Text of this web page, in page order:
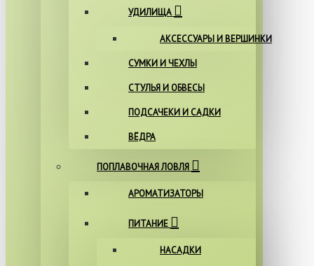
УДИЛИЩА
АКСЕССУАРЫ И ВЕРШИНКИ
СУМКИ И ЧЕХЛЫ
СТУЛЬЯ И ОБВЕСЫ
ПОДСАЧЕКИ И САДКИ
ВЁДРА
ПОПЛАВОЧНАЯ ЛОВЛЯ
АРОМАТИЗАТОРЫ
ПИТАНИЕ
НАСАДКИ